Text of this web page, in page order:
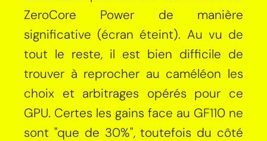
ZeroCore Power de manière
significative (écran éteint). Au vu de
tout le reste, il est bien difficile de
trouver à reprocher au caméléon les
choix et arbitrages opérés pour ce
GPU. Certes les gains face au GF110 ne
sont "que de 30%", toutefois du côté